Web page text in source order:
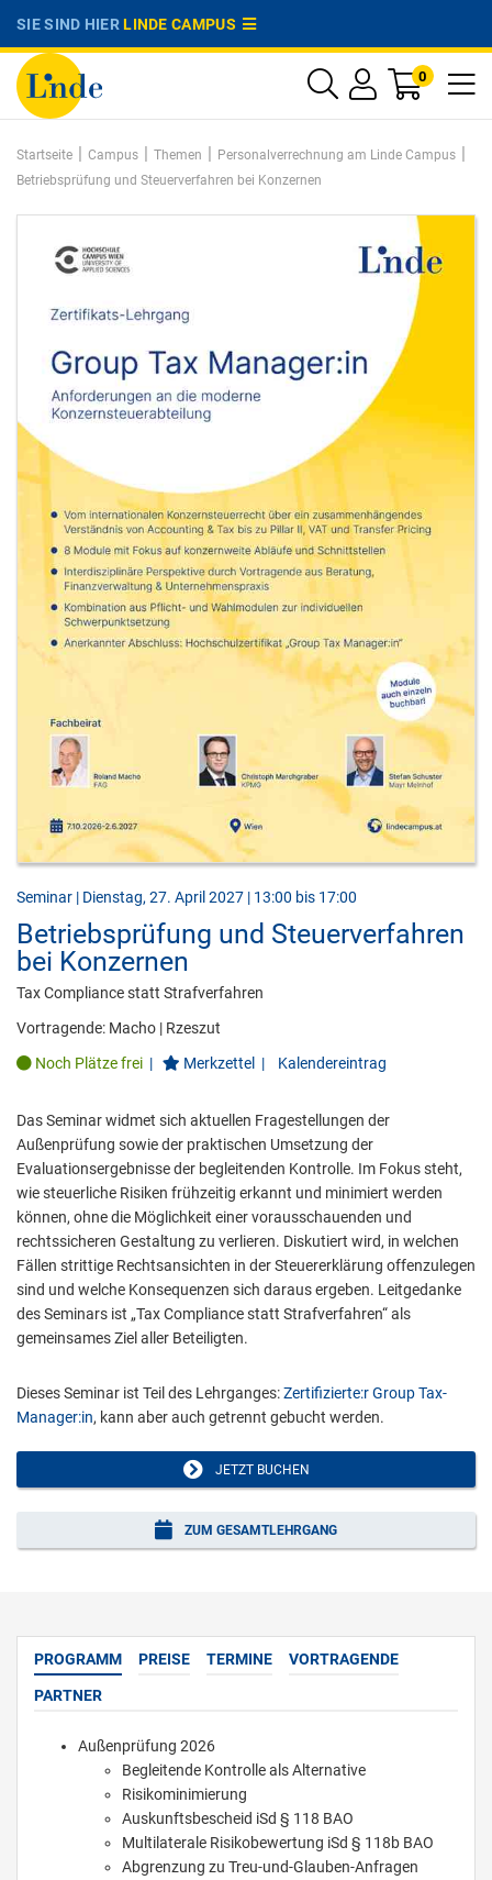
SIE SIND HIERLINDE CAMPUS
0
Startseite | Campus | Themen | Personalverrechnung am Linde Campus |
Betriebsprüfung und Steuerverfahren bei Konzernen
Seminar | Dienstag, 27. April 2027 | 13:00 bis 17:00
Betriebsprüfung und Steuerverfahren
bei Konzernen
Tax Compliance statt Strafverfahren
Vortragende: Macho | Rzeszut
Noch Plätze frei | Merkzettel | Kalendereintrag
Das Seminar widmet sich aktuellen Fragestellungen der
Außenprüfung sowie der praktischen Umsetzung der
Evaluationsergebnisse der begleitenden Kontrolle. Im Fokus steht,
wie steuerliche Risiken frühzeitig erkannt und minimiert werden
können, ohne die Möglichkeit einer vorausschauenden und
rechtssicheren Gestaltung zu verlieren. Diskutiert wird, in welchen
Fällen strittige Rechtsansichten in der Steuererklärung offenzulegen
sind und welche Konsequenzen sich daraus ergeben. Leitgedanke
des Seminars ist „Tax Compliance statt Strafverfahren“ als
gemeinsames Ziel aller Beteiligten.
Dieses Seminar ist Teil des Lehrganges:Zertifizierte:r Group Tax-
Manager:in, kann aber auch getrennt gebucht werden.
JETZT BUCHEN
ZUM GESAMTLEHRGANG
PROGRAMM PREISE TERMINE VORTRAGENDE
PARTNER
Außenprüfung 2026
Begleitende Kontrolle als Alternative
Risikominimierung
Auskunftsbescheid iSd § 118 BAO
Multilaterale Risikobewertung iSd § 118b BAO
Abgrenzung zu Treu-und-Glauben-Anfragen